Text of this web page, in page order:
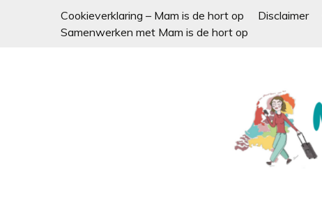
Cookieverklaring – Mam is de hort op Disclaimer
Samenwerken met Mam is de hort op